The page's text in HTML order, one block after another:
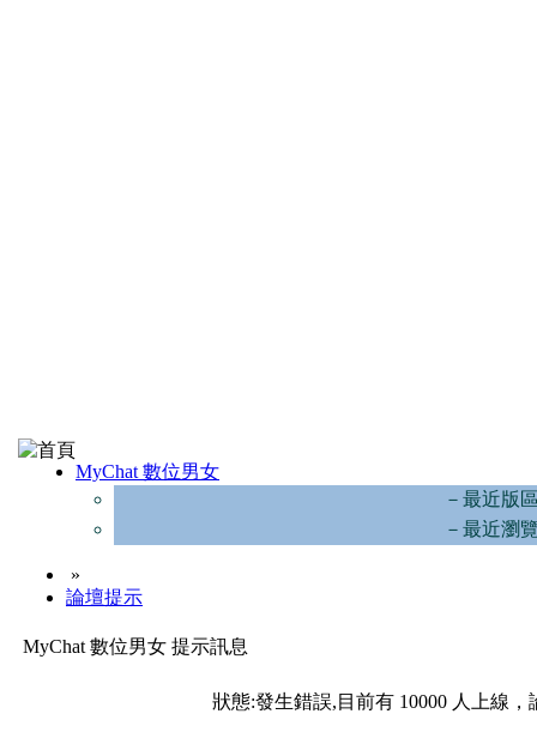
MyChat 數位男女
－最近版
－最近瀏
»
論壇提示
MyChat 數位男女 提示訊息
狀態:發生錯誤,目前有 10000 人上線